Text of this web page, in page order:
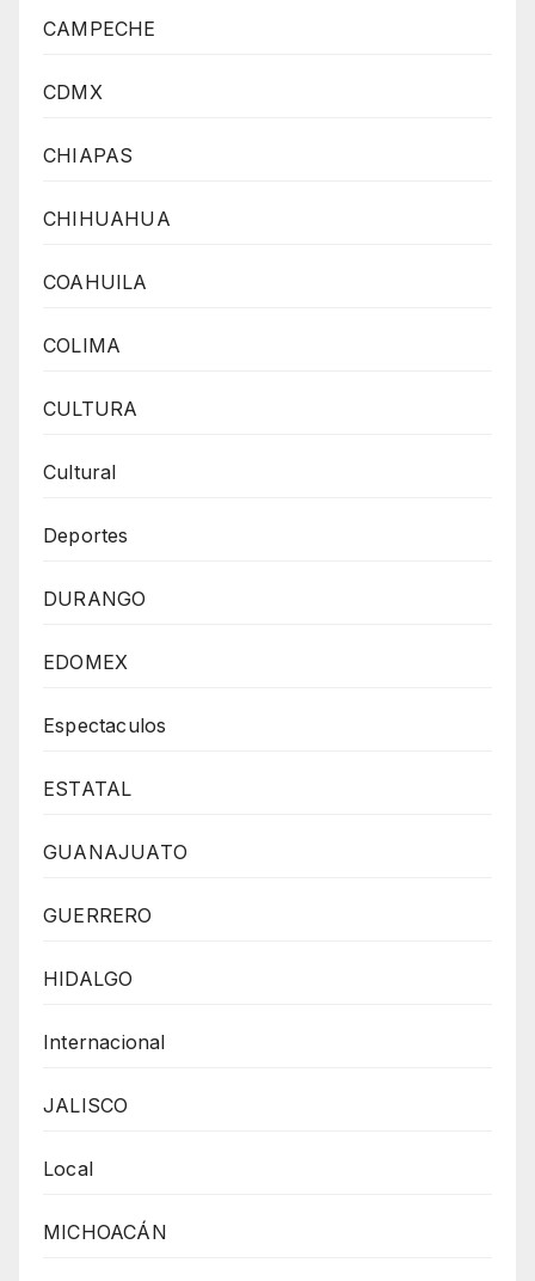
CAMPECHE
CDMX
CHIAPAS
CHIHUAHUA
COAHUILA
COLIMA
CULTURA
Cultural
Deportes
DURANGO
EDOMEX
Espectaculos
ESTATAL
GUANAJUATO
GUERRERO
HIDALGO
Internacional
JALISCO
Local
MICHOACÁN